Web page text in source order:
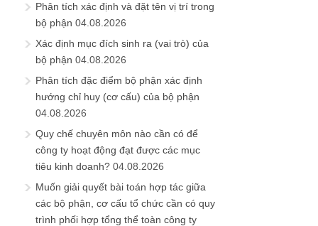
Phân tích xác định và đặt tên vị trí trong
bộ phận 04.08.2026
Xác định mục đích sinh ra (vai trò) của
bộ phận 04.08.2026
Phân tích đặc điểm bộ phận xác định
hướng chỉ huy (cơ cấu) của bộ phận
04.08.2026
Quy chế chuyên môn nào cần có để
công ty hoạt động đạt được các mục
tiêu kinh doanh? 04.08.2026
Muốn giải quyết bài toán hợp tác giữa
các bộ phận, cơ cấu tổ chức cần có quy
trình phối hợp tổng thể toàn công ty